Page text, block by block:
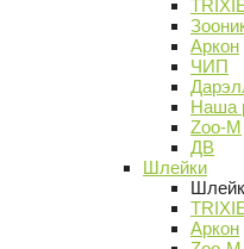
Аркон
ЧИП
Наша
Zoo-M
ДВ
Шлейки
Аркон